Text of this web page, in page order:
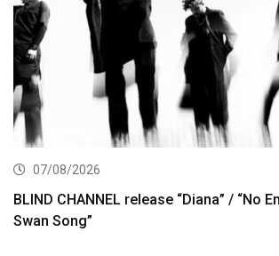
07/08/2026
BLIND CHANNEL release “Diana” / “No
Swan Song”